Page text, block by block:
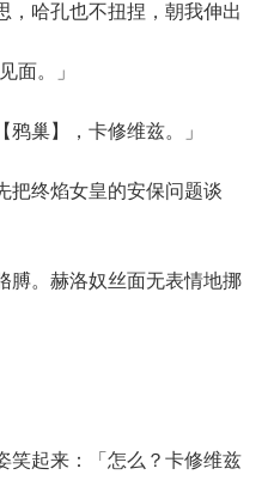
哈孔也不扭捏，朝我伸出
面。」
巢】，卡修维兹。」
终焰女皇的安保问题谈
。赫洛奴丝面无表情地挪
起来：「怎么？卡修维兹